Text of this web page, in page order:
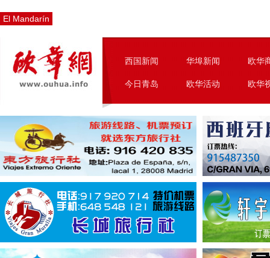
El Mandarín
西国新闻 华埠新闻 欧华
今日青岛 欧华活动 欧华